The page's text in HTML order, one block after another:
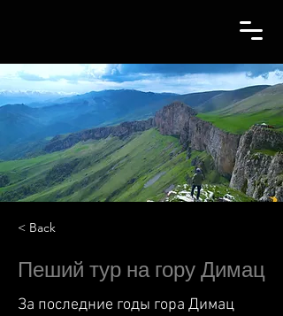
< Back
Пеший тур на гору Димац
За последние годы гора Димац